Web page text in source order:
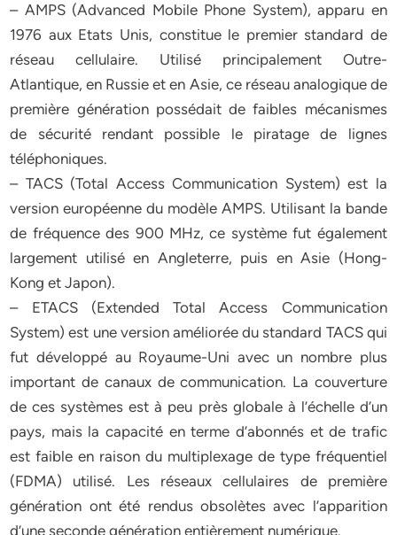
– AMPS (Advanced Mobile Phone System), apparu en
1976 aux Etats Unis, constitue le premier standard de
réseau cellulaire. Utilisé principalement Outre-
Atlantique, en Russie et en Asie, ce réseau analogique de
première génération possédait de faibles mécanismes
de sécurité rendant possible le piratage de lignes
téléphoniques.
– TACS (Total Access Communication System) est la
version européenne du modèle AMPS. Utilisant la bande
de fréquence des 900 MHz, ce système fut également
largement utilisé en Angleterre, puis en Asie (Hong-
Kong et Japon).
– ETACS (Extended Total Access Communication
System) est une version améliorée du standard TACS qui
fut développé au Royaume-Uni avec un nombre plus
important de canaux de communication. La couverture
de ces systèmes est à peu près globale à l’échelle d’un
pays, mais la capacité en terme d’abonnés et de trafic
est faible en raison du multiplexage de type fréquentiel
(FDMA) utilisé. Les réseaux cellulaires de première
génération ont été rendus obsolètes avec l’apparition
d’une seconde génération entièrement numérique.